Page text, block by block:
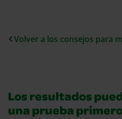
Volver a los consejos para
Los resultados
una prueba